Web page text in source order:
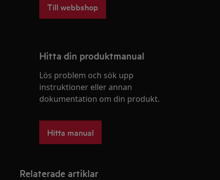
Till webbshop
Hitta din produktmanual
Lös problem och sök upp
instruktioner eller annan
dokumentation om din produkt.
Hitta manual
Relaterade artiklar